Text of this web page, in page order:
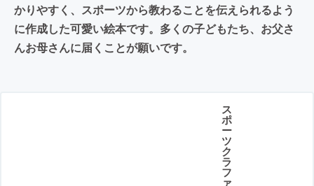
かりやすく、スポーツから教わることを伝えられるよう
に作成した可愛い絵本です。多くの子どもたち、お父さ
んお母さんに届くことが願いです。
ス
ポ
ー
ツ
ク
ラ
フ
ァ